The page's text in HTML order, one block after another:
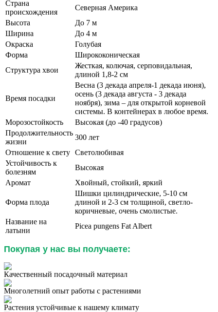
Страна
происхождения
Северная Америка
Высота
До 7 м
Ширина
До 4 м
Окраска
Голубая
Форма
Ширококоническая
Структура хвои
Жесткая, колючая, серповидальная,
длиной 1,8-2 см
Время посадки
Весна (3 декада апреля-1 декада июня),
осень (3 декада августа - 3 декада
ноября), зима – для открытой корневой
системы. В контейнерах в любое время.
Морозостойкость
Высокая (до -40 градусов)
Продолжительность
жизни
300 лет
Отношение к свету Светолюбивая
Устойчивость к
болезням
Высокая
Аромат
Хвойный, стойкий, яркий
Форма плода
Шишки цилиндрические, 5-10 см
длиной и 2-3 см толщиной, светло-
коричневые, очень смолистые.
Название на
латыни
Picea pungens Fat Albert
Покупая у нас вы получаете:
Качественный посадочный материал
Многолетний опыт работы с растениями
Растения устойчивые к нашему климату